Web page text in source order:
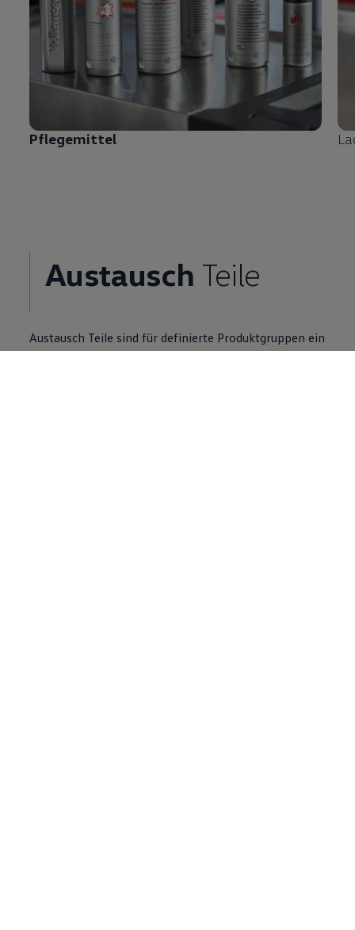
Pflegemittel
Austausch Teile
Austausch Teile sind für definierte Produktgruppen ein